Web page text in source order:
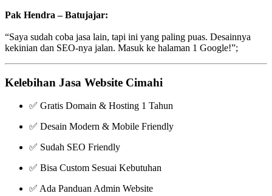
Pak Hendra – Batujajar:
“Saya sudah coba jasa lain, tapi ini yang paling puas. Desainnya
kekinian dan SEO-nya jalan. Masuk ke halaman 1 Google!”;
Kelebihan Jasa Website Cimahi
✅ Gratis Domain & Hosting 1 Tahun
✅ Desain Modern & Mobile Friendly
✅ Sudah SEO Friendly
✅ Bisa Custom Sesuai Kebutuhan
✅ Ada Panduan Admin Website